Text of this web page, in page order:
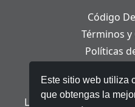
Este sitio web utiliza
que obtengas la
Código
Términos y
Políticas
Ley Orgánica de